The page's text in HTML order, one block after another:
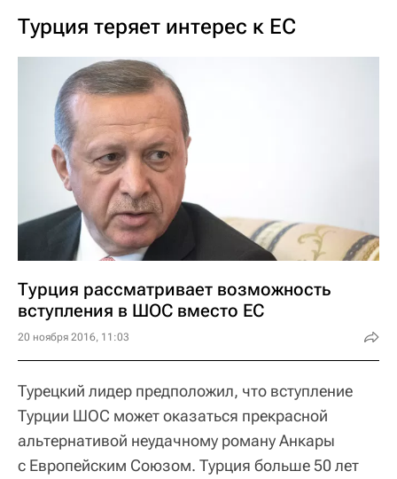
Турция теряет интерес к ЕС
Турция рассматривает возможность
вступления в ШОС вместо ЕС
20 ноября 2016, 11:03
Турецкий лидер предположил, что вступление
Турции ШОС может оказаться прекрасной
альтернативой неудачному роману Анкары
с Европейским Союзом. Турция больше 50 лет